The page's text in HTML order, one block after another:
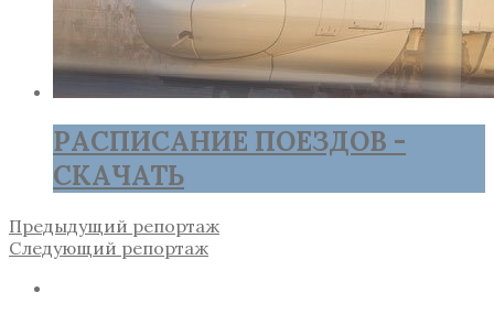
РАСПИСАНИЕ ПОЕЗДОВ -
СКАЧАТЬ
Предыдущий репортаж
Следующий репортаж